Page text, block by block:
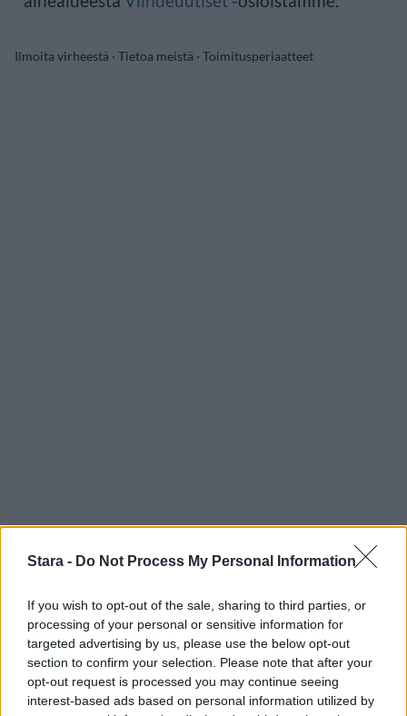
Stara - Do Not Process My Personal Information
If you wish to opt-out of the sale, sharing to third parties, or
processing of your personal or sensitive information for
targeted advertising by us, please use the below opt-out
section to confirm your selection. Please note that after your
opt-out request is processed you may continue seeing
interest-based ads based on personal information utilized by
Ilmoita virheestä · Tietoa meistä · Toimitusperiaatteet
Staran luetuimmat